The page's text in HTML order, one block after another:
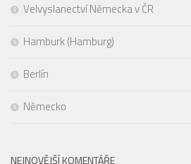
Velvyslanectví Německa v ČR
Hamburk (Hamburg)
Berlín
Německo
NEJNOVĚJŠÍ KOMENTÁŘE